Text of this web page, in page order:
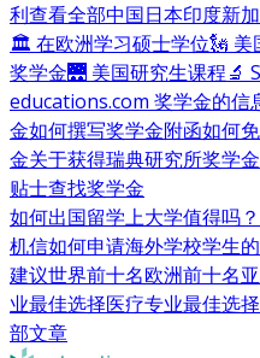
利查看全部中国日本印度新
🏛 在欧洲学习硕士学位🗽 美
奖学金🌉 美国研究生课程🔬
educations.com 奖学金的信
金如何撰写奖学金附函如何
金关于获得瑞典研究所奖学
贴士查找奖学金
如何出国留学上大学值得吗？
机信如何申请海外学校学生
建议世界前十名欧洲前十名
业最佳选择医疗专业最佳选择
部文章